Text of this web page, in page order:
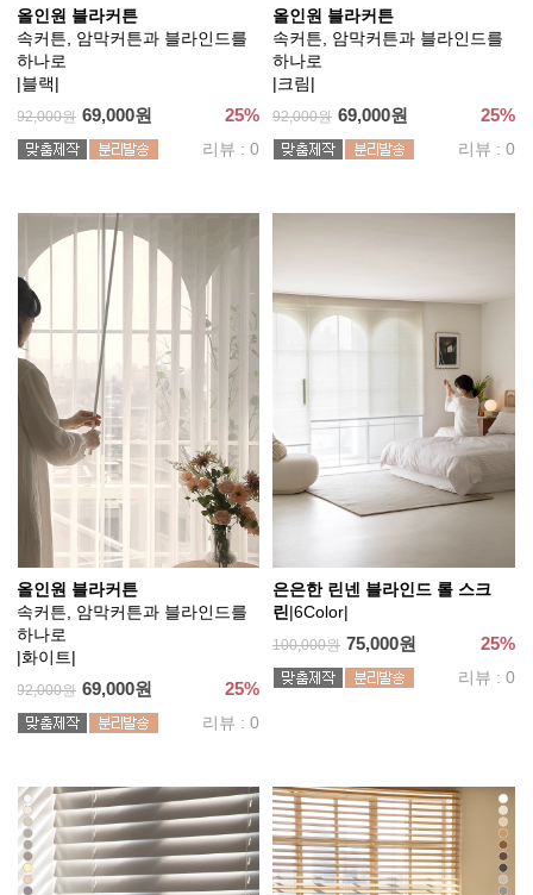
올인원 블라커튼
속커튼, 암막커튼과 블라인드를
하나로
|블랙|
92,000원 69,000원 25%
리뷰 : 0
올인원 블라커튼
속커튼, 암막커튼과 블라인드를
하나로
|크림|
92,000원 69,000원 25%
리뷰 : 0
올인원 블라커튼
속커튼, 암막커튼과 블라인드를
하나로
|화이트|
92,000원 69,000원 25%
리뷰 : 0
은은한 린넨 블라인드 롤 스크
린|6Color|
100,000원 75,000원 25%
리뷰 : 0